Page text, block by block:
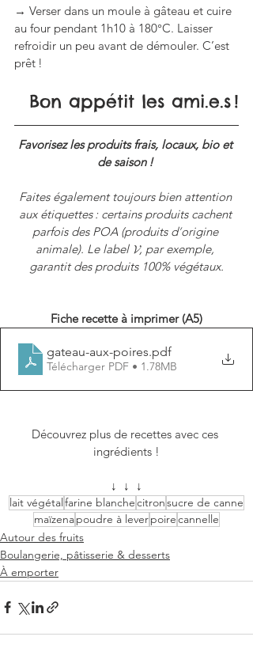
→ Verser dans un moule à gâteau et cuire
au four pendant 1h10 à 180°C. Laisser
refroidir un peu avant de démouler. C’est
prêt !
Bon appétit les ami.e.s !
Favorisez les produits frais, locaux, bio et
de saison !
Faites également toujours bien attention
aux étiquettes : certains produits cachent
parfois des POA (produits d’origine
animale). Le label 𝓥, par exemple,
garantit des produits 100% végétaux.
Fiche recette à imprimer (A5)
gateau-aux-poires.pdf
Télécharger PDF • 1.78MB
Découvrez plus de recettes avec ces
ingrédients !
↓  ↓  ↓
lait végétalfarine blanchecitronsucre de canne
maïzenapoudre à leverpoirecannelle
Autour des fruits
Boulangerie, pâtisserie & desserts
À emporter